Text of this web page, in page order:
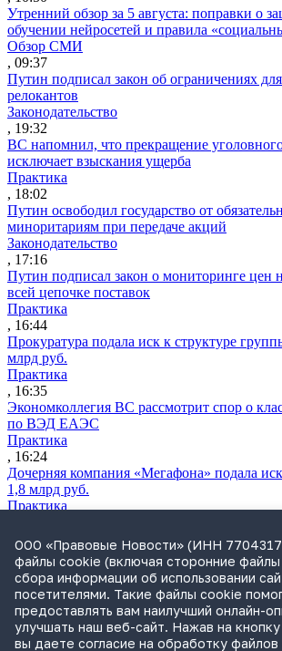
Утренний обзор за 5 августа: поправки о
обучении нейросетей и правила
Обзор СМИ
, 09:37
Путин подписал закон об ограничениях
релокантов
Законодательство
, 19:32
ВС напомнил, что прекращение
исключает взыскания ущерба
Практика
, 18:02
Путин освободил государство от
миноритариям при передаче акций
Законодательство
, 17:16
Путин подписал закон о мониторинге цен
всей цепочке поставок
Практика
, 16:44
Прокуратура подала иск к структуре
млрд руб.
Практика
, 16:35
Экономколлегия ВС рассмотрит спор о
по ВЭД ЕАЭС
Практика
, 16:24
Дочерняя компания «Мегафона» подала
1,8 млрд руб.
Практика
СИП проверит отмену патента на систему
устройствами после возражений «Яндекса»
Практика
, 15:17
Суды 10 стран рассматривают иски
Google о возврате дивидендов
Международная практика
ООО «Правовые Новости» (ИНН
файлы cookie (включая сторонние
сбора информации об использовании
посетителями. Такие файлы cookie
предоставлять вам наилучший онлайн-
улучшать наш веб-сайт. Нажав на
вы даете согласие на обработку